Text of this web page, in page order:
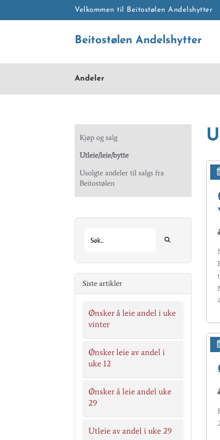
Velkommen til Beitostølen Andelshytter
Beitostølen Andelshytter
Andeler
Kjøp og salg
Utleie/leie/bytte
Usolgte andeler til salgs fra
Beitostølen
Siste artikler
Ønsker å leie andel i uke
vinter
Ønsker leie av andel i
uke 12
Ønsker å leie andel uke
29
Utleie av andel i uke 29